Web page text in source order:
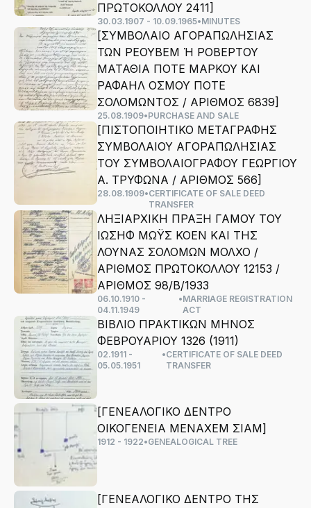
ΠΡΩΤΟΚΟΛΛΟΥ 2411]
30.03.1907 - 10.09.1965•MINUTES
[ΣΥΜΒΟΛΑΙΟ ΑΓΟΡΑΠΩΛΗΣΙΑΣ
ΤΩΝ ΡΕΟΥΒΕΜ Ή ΡΟΒΕΡΤΟΥ
ΜΑΤΑΘΙΑ ΠΟΤΕ ΜΑΡΚΟΥ ΚΑΙ
ΡΑΦΑΗΛ ΟΣΜΟΥ ΠΟΤΕ
ΣΟΛΟΜΩΝΤΟΣ / ΑΡΙΘΜΟΣ 6839]
25.08.1909•PURCHASE AND SALE
[ΠΙΣΤΟΠΟΙΗΤΙΚΟ ΜΕΤΑΓΡΑΦΗΣ
ΣΥΜΒΟΛΑΙΟΥ ΑΓΟΡΑΠΩΛΗΣΙΑΣ
ΤΟΥ ΣΥΜΒΟΛΑΙΟΓΡΑΦΟΥ ΓΕΩΡΓΙΟΥ
Α. ΤΡΥΦΩΝΑ / ΑΡΙΘΜΟΣ 566]
28.08.1909•CERTIFICATE OF SALE DEED
TRANSFER
ΛΗΞΙΑΡΧΙΚΗ ΠΡΑΞΗ ΓΑΜΟΥ ΤΟΥ
ΙΩΣΗΦ ΜΩΫΣ ΚΟΕΝ ΚΑΙ ΤΗΣ
ΛΟΥΝΑΣ ΣΟΛΟΜΩΝ ΜΟΛΧΟ /
ΑΡΙΘΜΟΣ ΠΡΩΤΟΚΟΛΛΟΥ 12153 /
ΑΡΙΘΜΟΣ 98/Β/1933
06.10.1910 -
04.11.1949
•MARRIAGE REGISTRATION
ACT
ΒΙΒΛΙΟ ΠΡΑΚΤΙΚΩΝ ΜΗΝΟΣ
ΦΕΒΡΟΥΑΡΙΟΥ 1326 (1911)
02.1911 -
05.05.1951
•CERTIFICATE OF SALE DEED
TRANSFER
[ΓΕΝΕΑΛΟΓΙΚΟ ΔΕΝΤΡΟ
ΟΙΚΟΓΕΝΕΙΑ ΜΕΝΑΧΕΜ ΣΙΑΜ]
1912 - 1922•GENEALOGICAL TREE
[ΓΕΝΕΑΛΟΓΙΚΟ ΔΕΝΤΡΟ ΤΗΣ